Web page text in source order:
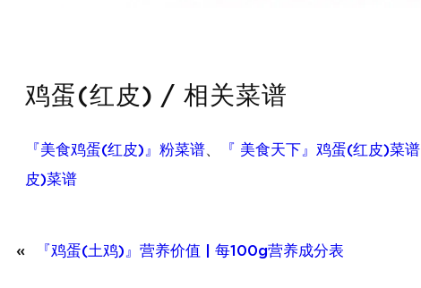
鸡蛋(红皮) / 相关菜谱
『美食鸡蛋(红皮)』粉菜谱、 『 美食天下』鸡蛋(红皮)菜谱
皮)菜谱
« 『鸡蛋(土鸡)』营养价值 | 每100g营养成分表